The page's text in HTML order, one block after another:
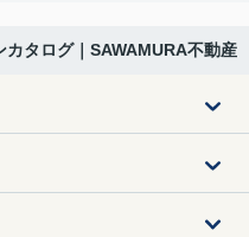
カタログ｜SAWAMURA不動産